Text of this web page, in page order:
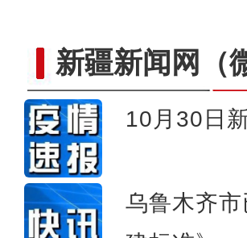
新疆新闻网
10月30日
乌鲁木齐市